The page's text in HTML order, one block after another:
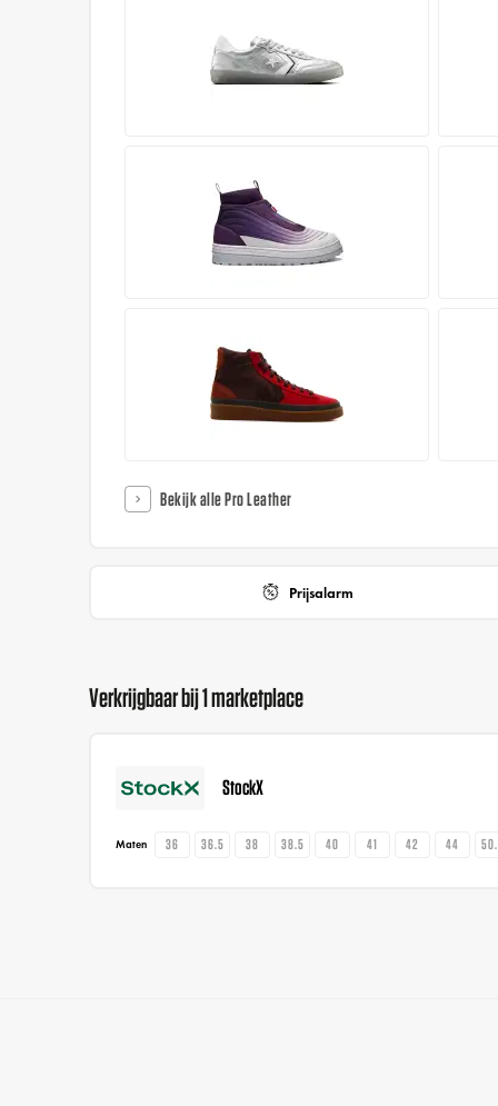
Bekijk alle Pro Leather
Prijsalarm
Verkrijgbaar bij 1 marketplace
StockX
Maten 36 36.5 38 38.5 40 41 42 44